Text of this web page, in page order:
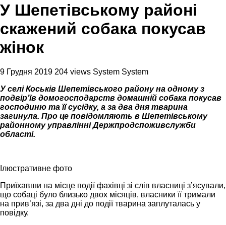
У Шепетівському районі
скажений собака покусав
жінок
9 Грудня 2019 204 views System System
У селі Коськів Шепетівського району на одному з
подвір’їв домогосподарств домашній собака покусав
господиню та її сусідку, а за два дня тварина
загинула. Про це повідомляють в Шепетівському
районному управлінні Держпродспоживслужби
області.
Ілюстративне фото
Приїхавши на місце події фахівці зі слів власниці з’ясували,
що собаці було близько двох місяців, власники її тримали
на прив’язі, за два дні до події тварина заплуталась у
повідку.